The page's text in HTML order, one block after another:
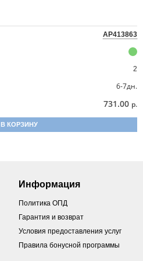
AP413863
2
6-7дн.
731.00 р.
В КОРЗИНУ
Информация
Политика ОПД
Гарантия и возврат
Условия предоставления услуг
Правила бонусной программы